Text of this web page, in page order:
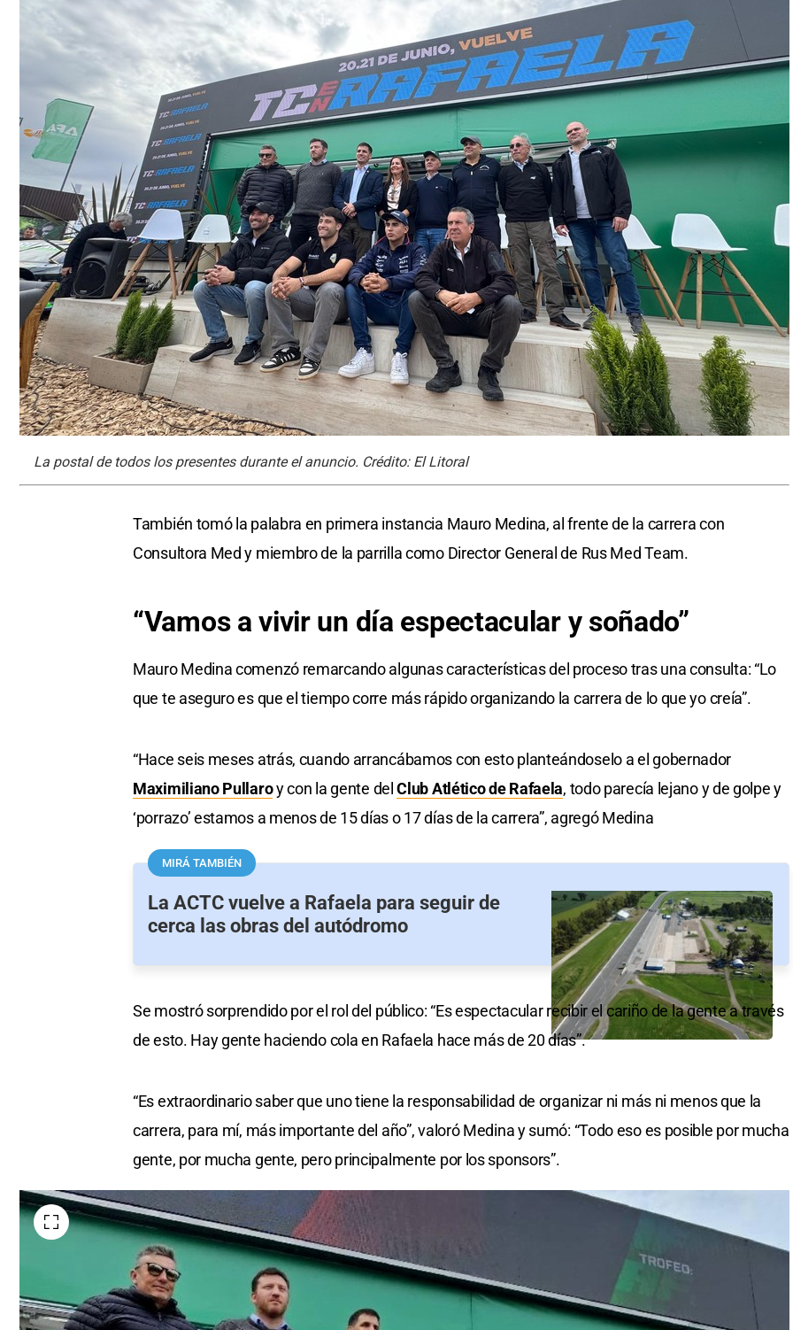
La postal de todos los presentes durante el anuncio. Crédito: El Litoral
También tomó la palabra en primera instancia Mauro Medina, al frente de la carrera con
Consultora Med y miembro de la parrilla como Director General de Rus Med Team.
“Vamos a vivir un día espectacular y soñado”
Mauro Medina comenzó remarcando algunas características del proceso tras una consulta: “Lo
que te aseguro es que el tiempo corre más rápido organizando la carrera de lo que yo creía”.
“Hace seis meses atrás, cuando arrancábamos con esto planteándoselo a el gobernador
Maximiliano Pullaroy con la gente delClub Atlético de Rafaela, todo parecía lejano y de golpe y
‘porrazo’ estamos a menos de 15 días o 17 días de la carrera”, agregó Medina
MIRÁ TAMBIÉN
La ACTC vuelve a Rafaela para seguir de
cerca las obras del autódromo
Se mostró sorprendido por el rol del público: “Es espectacular recibir el cariño de la gente a través
de esto. Hay gente haciendo cola en Rafaela hace más de 20 días”.
“Es extraordinario saber que uno tiene la responsabilidad de organizar ni más ni menos que la
carrera, para mí, más importante del año”, valoró Medina y sumó: “Todo eso es posible por mucha
gente, por mucha gente, pero principalmente por los sponsors”.